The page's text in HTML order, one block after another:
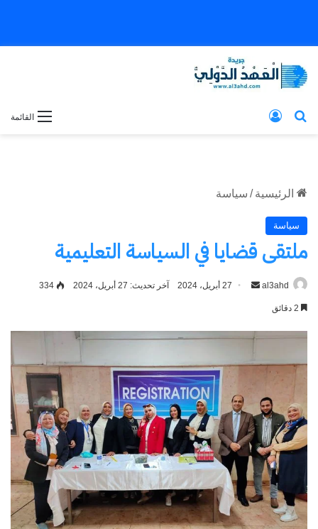
القائمة بحث عن
الرئيسية / سياسة
سياسة
ملتقى قضايا في السياسة التعليمية
al3ahd
أرسل 27 أبريل، 2024 آخر تحديث: 27 أبريل، 2024 334